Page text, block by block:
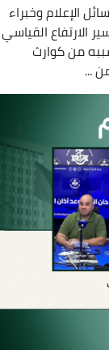
الإعلام وخبراء
الارتفاع القياسي
من كوارث
...